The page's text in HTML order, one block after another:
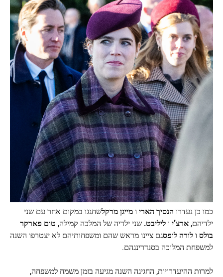
כמו כן נעדרו הנסיך הארי ומייגן מרקלשחגגו במקום אחר עם שני
ילדיהם, ארצ'י וליליבט. שני ילדיה של המלכה קמילה, טום פארקר
בולס ולורה לופסגם ציינו מראש שהם ומשפחותיהם לא יצטרפו השנה
למשפחת המלוכה בסנדרינגהם.
למרות ההיעדרויות, החגיגה השנה מגיעה בזמן משמח למשפחה,